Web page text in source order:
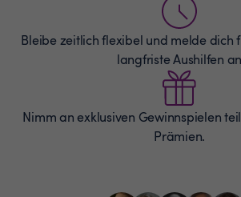
Bleibe zeitlich flexibel und melde dich
langfriste Aushilfen an
Nimm an exklusiven Gewinnspielen
Prämien.